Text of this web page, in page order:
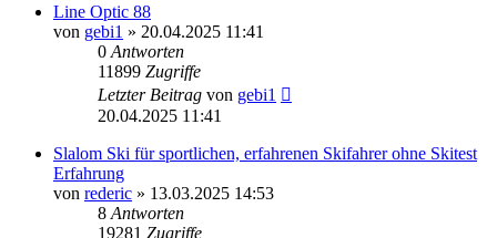
Line Optic 88
von gebi1 » 20.04.2025 11:41
0 Antworten
11899 Zugriffe
Letzter Beitrag von gebi1
20.04.2025 11:41
Slalom Ski für sportlichen, erfahrenen Skifahrer ohne Skitest
Erfahrung
von rederic » 13.03.2025 14:53
8 Antworten
19281 Zugriffe